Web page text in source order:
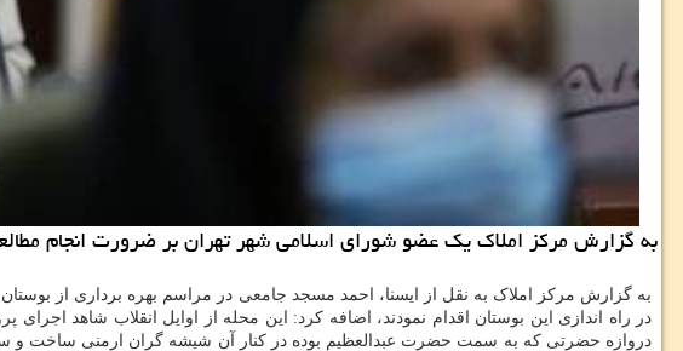
به گزارش مركز املاك یك عضو شورای اسلامی شهر تهران بر ضرورت انجام
دروازه حضرتی که به سمت حضرت عبدالعظیم بوده در کنار آن شیشه گران ارمنی ساخت و